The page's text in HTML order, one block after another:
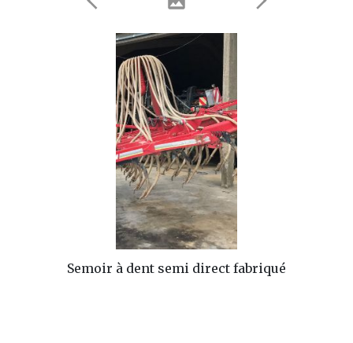
Semoir à dent semi direct fabriqué